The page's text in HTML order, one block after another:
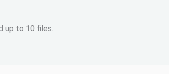
up to 10 files.